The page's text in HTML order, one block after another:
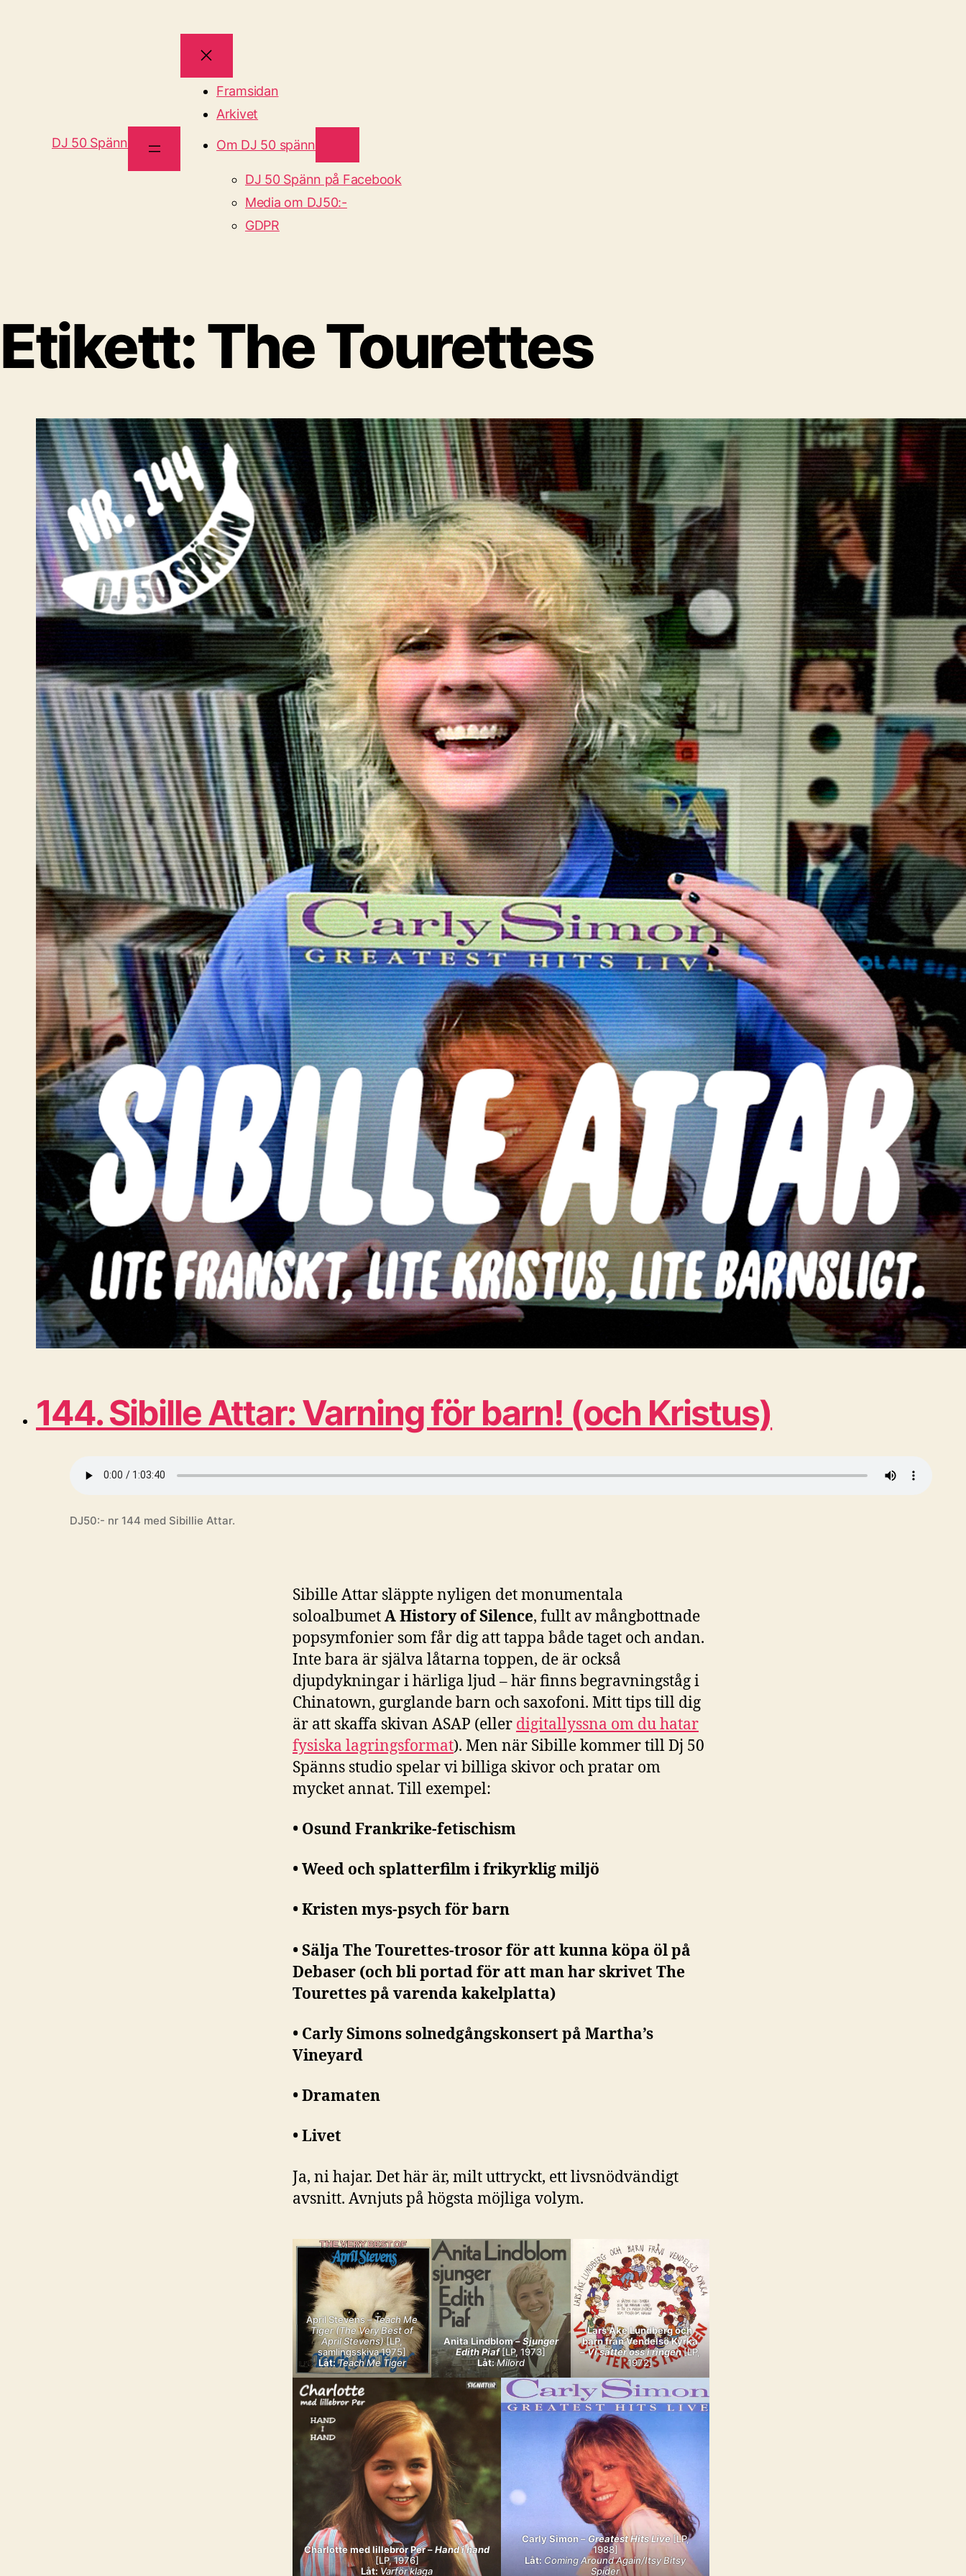
DJ 50 Spänn
Framsidan
Arkivet
Om DJ 50 spänn
DJ 50 Spänn på Facebook
Media om DJ50:-
GDPR
Etikett:The Tourettes
144. Sibille Attar: Varning för barn! (och Kristus)
DJ50:- nr 144 med Sibillie Attar.
Sibille Attar släppte nyligen det monumentala
soloalbumetA History of Silence, fullt av mångbottnade
popsymfonier som får dig att tappa både taget och andan.
Inte bara är själva låtarna toppen, de är också
djupdykningar i härliga ljud – här finns begravningståg i
Chinatown, gurglande barn och saxofoni. Mitt tips till dig
är att skaffa skivan ASAP (eller digitallyssna om du hatar
fysiska lagringsformat). Men när Sibille kommer till Dj 50
Spänns studio spelar vi billiga skivor och pratar om
mycket annat. Till exempel:
• Osund Frankrike-fetischism
• Weed och splatterfilm i frikyrklig miljö
• Kristen mys-psych för barn
• Sälja The Tourettes-trosor för att kunna köpa öl på
Debaser (och bli portad för att man har skrivet The
Tourettes på varenda kakelplatta)
• Carly Simons solnedgångskonsert på Martha’s
Vineyard
• Dramaten
• Livet
Ja, ni hajar. Det här är, milt uttryckt, ett livsnödvändigt
avsnitt. Avnjuts på högsta möjliga volym.
April Stevens –Teach Me
Tiger (The Very Best of
April Stevens)[LP,
samlingsskiva 1975]
Låt:Teach Me Tiger
Anita Lindblom –Sjunger
Edith Piaf[LP, 1973]
Låt:Milord
Lars Åke Lundberg och
barn från Vendelsö Kyrka
–Vi sätter oss i ringen[LP,
1972]
Charlotte med lillebror Per –Hand i hand
[LP, 1976]
Låt:Varför klaga
Carly Simon –Greatest Hits Live[LP,
1988]
Låt:Coming Around Again/Itsy Bitsy
Spider